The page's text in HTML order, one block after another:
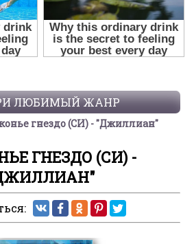
ЛЮБИМЫЙ ЖАНР
гнездо (СИ) - "Джиллиан"
ГНЕЗДО (СИ) -